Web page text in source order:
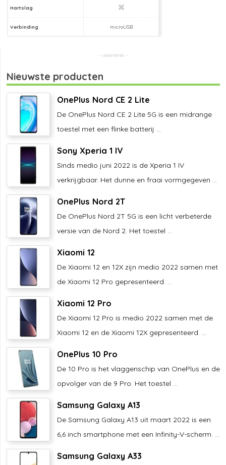
Hartslag
Verbinding microUSB
Nieuwste producten
OnePlus Nord CE 2 Lite
De OnePlus Nord CE 2 Lite 5G is een midrange
toestel met een flinke batterij ...
Sony Xperia 1 IV
Sinds medio juni 2022 is de Xperia 1 IV
verkrijgbaar. Het dunne en fraai vormgegeven ...
OnePlus Nord 2T
De OnePlus Nord 2T 5G is een licht verbeterde
versie van de Nord 2. Het toestel ...
Xiaomi 12
De Xiaomi 12 en 12X zijn medio 2022 samen met
de Xiaomi 12 Pro gepresenteerd. ...
Xiaomi 12 Pro
De Xiaomi 12 Pro is medio 2022 samen met de
Xiaomi 12 en de Xiaomi 12X gepresenteerd. ...
OnePlus 10 Pro
De 10 Pro is het vlaggenschip van OnePlus en de
opvolger van de 9 Pro. Het toestel ...
Samsung Galaxy A13
De Samsung Galaxy A13 uit maart 2022 is een
6,6 inch smartphone met een Infinity-V-scherm. ...
Samsung Galaxy A33